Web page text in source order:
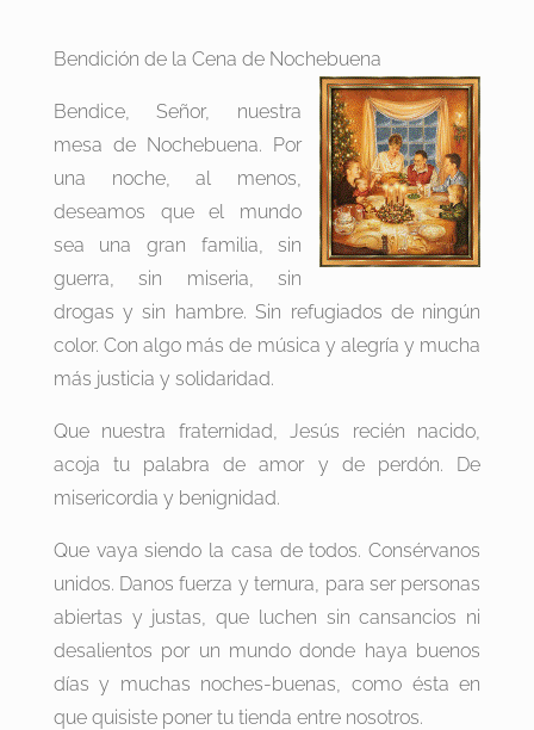
Bendición de la Cena de Nochebuena
Bendice, Señor, nuestra
mesa de Nochebuena. Por
una noche, al menos,
deseamos que el mundo
sea una gran familia, sin
guerra, sin miseria, sin
drogas y sin hambre. Sin refugiados de ningún
color. Con algo más de música y alegría y mucha
más justicia y solidaridad.
Que nuestra fraternidad, Jesús recién nacido,
acoja tu palabra de amor y de perdón. De
misericordia y benignidad.
Que vaya siendo la casa de todos. Consérvanos
unidos. Danos fuerza y ternura, para ser personas
abiertas y justas, que luchen sin cansancios ni
desalientos por un mundo donde haya buenos
días y muchas noches-buenas, como ésta en
que quisiste poner tu tienda entre nosotros.